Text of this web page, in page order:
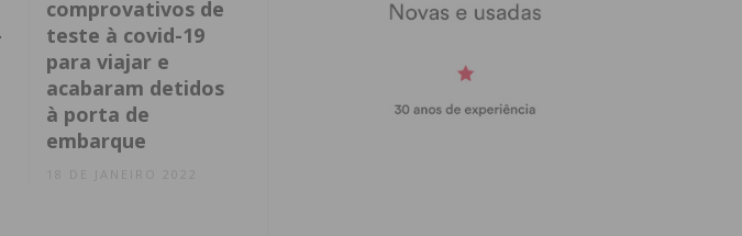
comprovativos de
teste à covid-19
para viajar e
acabaram detidos
à porta de
embarque
18 DE JANEIRO 2022